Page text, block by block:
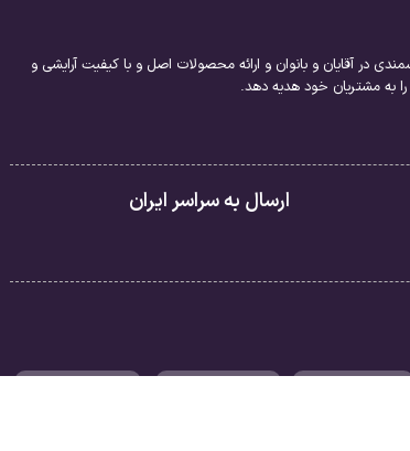
در آقایان و بانوان و ارائه محصولات اصل و با کیفیت آرایشی و
به مشتریان خود هدیه دهد.
ارسال به سراسر ایران